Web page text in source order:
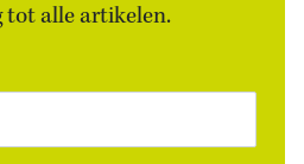
tot alle artikelen.